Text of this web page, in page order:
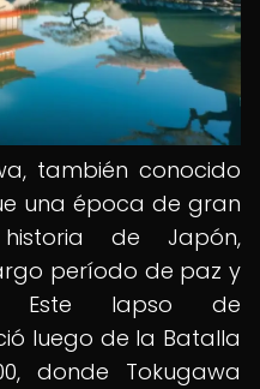
también conocido
una época de gran
de Japón,
período de paz y
Este lapso de
luego de la Batalla
donde Tokugawa